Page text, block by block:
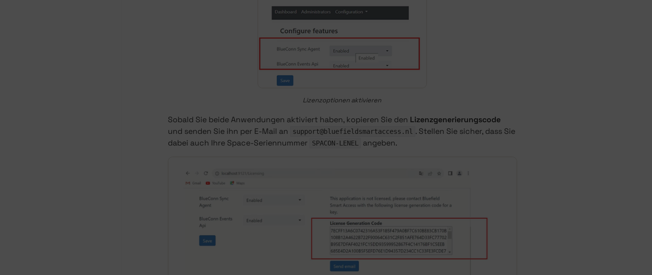
Lizenzoptionen aktivieren
Sobald Sie beide Anwendungen aktiviert haben, kopieren Sie den Lizenzgenerierungscode
und senden Sie ihn per E-Mail an
support@bluefieldsmartaccess.nl
. Stellen Sie sicher, dass Sie
dabei auch Ihre Space-Seriennummer
SPACON-LENEL angeben.